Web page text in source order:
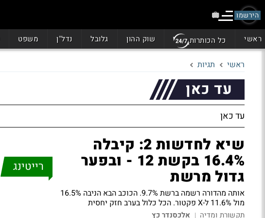
הירשמו
ראשי כל הכותרות שוק ההון גלובל נדל"ן משפט
ראשי תגיות
עד כאן
עד כאן
שיא לחדשות 2: קיבלה
16.4% בקשת 12 - ובפער
גדול מרשת
אותה מהדורה רשמה ברשת 9.7%. הכוכב הבא הניבה 16.5%
מול 11.6% ל-X פקטור. הכל כלול בערב חזק יחסית
תקשורת ומדיה | אלכסנדר כץ
רייטינג